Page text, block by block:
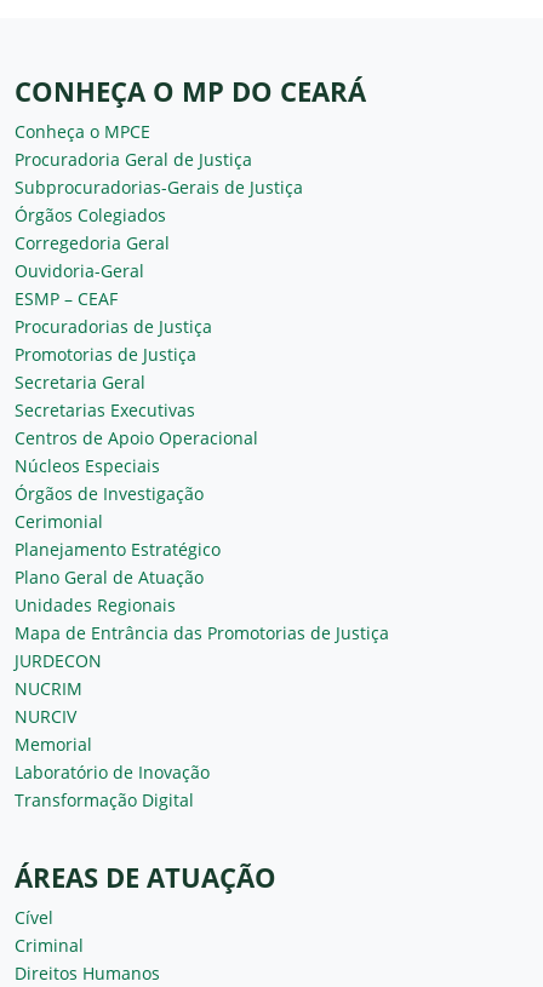
CONHEÇA O MP DO CEARÁ
Conheça o MPCE
Procuradoria Geral de Justiça
Subprocuradorias-Gerais de Justiça
Órgãos Colegiados
Corregedoria Geral
Ouvidoria-Geral
ESMP – CEAF
Procuradorias de Justiça
Promotorias de Justiça
Secretaria Geral
Secretarias Executivas
Centros de Apoio Operacional
Núcleos Especiais
Órgãos de Investigação
Cerimonial
Planejamento Estratégico
Plano Geral de Atuação
Unidades Regionais
Mapa de Entrância das Promotorias de Justiça
JURDECON
NUCRIM
NURCIV
Memorial
Laboratório de Inovação
Transformação Digital
ÁREAS DE ATUAÇÃO
Cível
Criminal
Direitos Humanos